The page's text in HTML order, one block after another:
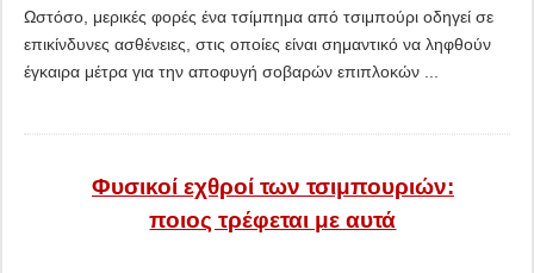
Ωστόσο, μερικές φορές ένα τσίμπημα από τσιμπούρι οδηγεί σε
επικίνδυνες ασθένειες, στις οποίες είναι σημαντικό να ληφθούν
έγκαιρα μέτρα για την αποφυγή σοβαρών επιπλοκών ...
Φυσικοί εχθροί των τσιμπουριών:
ποιος τρέφεται με αυτά